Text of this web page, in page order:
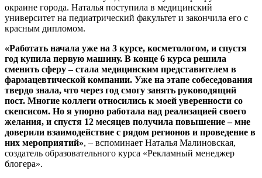
окраине города. Наталья поступила в медицинский
университет на педиатрический факультет и закончила его с
красным дипломом.
«Работать начала уже на 3 курсе, косметологом, и спустя
год купила первую машину. В конце 6 курса решила
сменить сферу – стала медицинским представителем в
фармацевтической компании. Уже на этапе собеседования
твердо знала, что через год смогу занять руководящий
пост. Многие коллеги относились к моей уверенности со
скепсисом. Но я упорно работала над реализацией своего
желания, и спустя 12 месяцев получила повышение – мне
доверили взаимодействие с рядом регионов и проведение в
них мероприятий», – вспоминает Наталья Малиновская,
создатель образовательного курса «Рекламный менеджер
блогера».